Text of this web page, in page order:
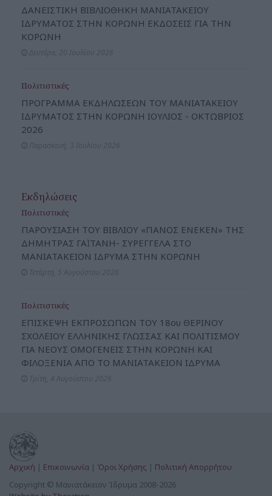
ΔΑΝΕΙΣΤΙΚΗ ΒΙΒΛΙΟΘΗΚΗ ΜΑΝΙΑΤΑΚΕΙΟΥ
ΙΔΡΥΜΑΤΟΣ ΣΤΗΝ ΚΟΡΩΝΗ ΕΚΔΟΣΕΙΣ ΓΙΑ ΤΗΝ
ΚΟΡΩΝΗ
Πολιτιστικές
ΠΡΟΓΡΑΜΜΑ ΕΚΔΗΛΩΣΕΩΝ ΤΟΥ ΜΑΝΙΑΤΑΚΕΙΟΥ
ΙΔΡΥΜΑΤΟΣ ΣΤΗΝ ΚΟΡΩΝΗ ΙΟΥΛΙΟΣ - ΟΚΤΩΒΡΙΟΣ
2026
Εκδηλώσεις
Πολιτιστικές
ΠΑΡΟΥΣΙΑΣΗ ΤΟΥ ΒΙΒΛΙΟΥ «ΠΑΝΟΣ ΕΝΕΚΕΝ» ΤΗΣ
ΔΗΜΗΤΡΑΣ ΓΑΪΤΑΝΗ- ΣΥΡΕΓΓΕΛΑ ΣΤΟ
ΜΑΝΙΑΤΑΚΕΙΟΝ ΙΔΡΥΜΑ ΣΤΗΝ ΚΟΡΩΝΗ
Πολιτιστικές
ΕΠΙΣΚΕΨΗ ΕΚΠΡΟΣΩΠΩΝ ΤΟΥ 18ου ΘΕΡΙΝΟΥ
ΣΧΟΛΕΙΟΥ ΕΛΛΗΝΙΚΗΣ ΓΛΩΣΣΑΣ ΚΑΙ ΠΟΛΙΤΙΣΜΟΥ
ΓΙΑ ΝΕΟΥΣ ΟΜΟΓΕΝΕΙΣ ΣΤΗΝ ΚΟΡΩΝΗ ΚΑΙ
ΦΙΛΟΞΕΝΙΑ ΑΠΟ ΤΟ ΜΑΝΙΑΤΑΚΕΙΟΝ ΙΔΡΥΜΑ
Αρχική | Επικοινωνία | Όροι Χρήσης | Πολιτική Απορρήτου
Copyright © Μανιατάκειον Ίδρυμα 2008-2026